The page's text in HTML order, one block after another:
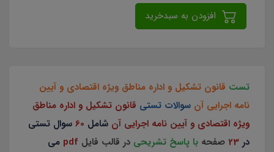
تست قانون تشکیل و اداره مناطق ویژه اقتصادی و آیین
نامه اجرایی آن سوالات تستی قانون تشکیل و اداره مناطق
ویژه اقتصادی و آیین نامه اجرایی آن شامل 60 سوال تستی
در 23 صفحه با پاسخ تشریحی در قالب فایل pdf می